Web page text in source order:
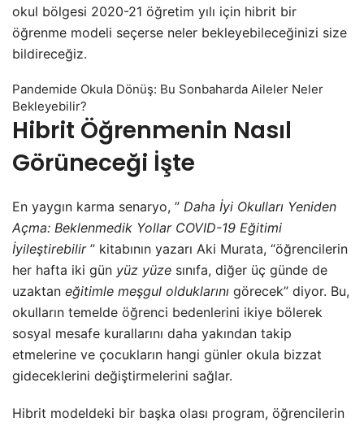
okul bölgesi 2020-21 öğretim yılı için hibrit bir
öğrenme modeli seçerse neler bekleyebileceğinizi size
bildireceğiz.
Pandemide Okula Dönüş: Bu Sonbaharda Aileler Neler
Bekleyebilir?
Hibrit Öğrenmenin Nasıl
Görüneceği İşte
En yaygın karma senaryo, ” Daha İyi Okulları Yeniden
Açma: Beklenmedik Yollar COVID-19 Eğitimi
İyileştirebilir” kitabının yazarı Aki Murata, “öğrencilerin
her hafta iki gün yüz yüze sınıfa, diğer üç günde de
uzaktan eğitimle meşgul olduklarını görecek” diyor. Bu,
okulların temelde öğrenci bedenlerini ikiye bölerek
sosyal mesafe kurallarını daha yakından takip
etmelerine ve çocukların hangi günler okula bizzat
gideceklerini değiştirmelerini sağlar.
Hibrit modeldeki bir başka olası program, öğrencilerin